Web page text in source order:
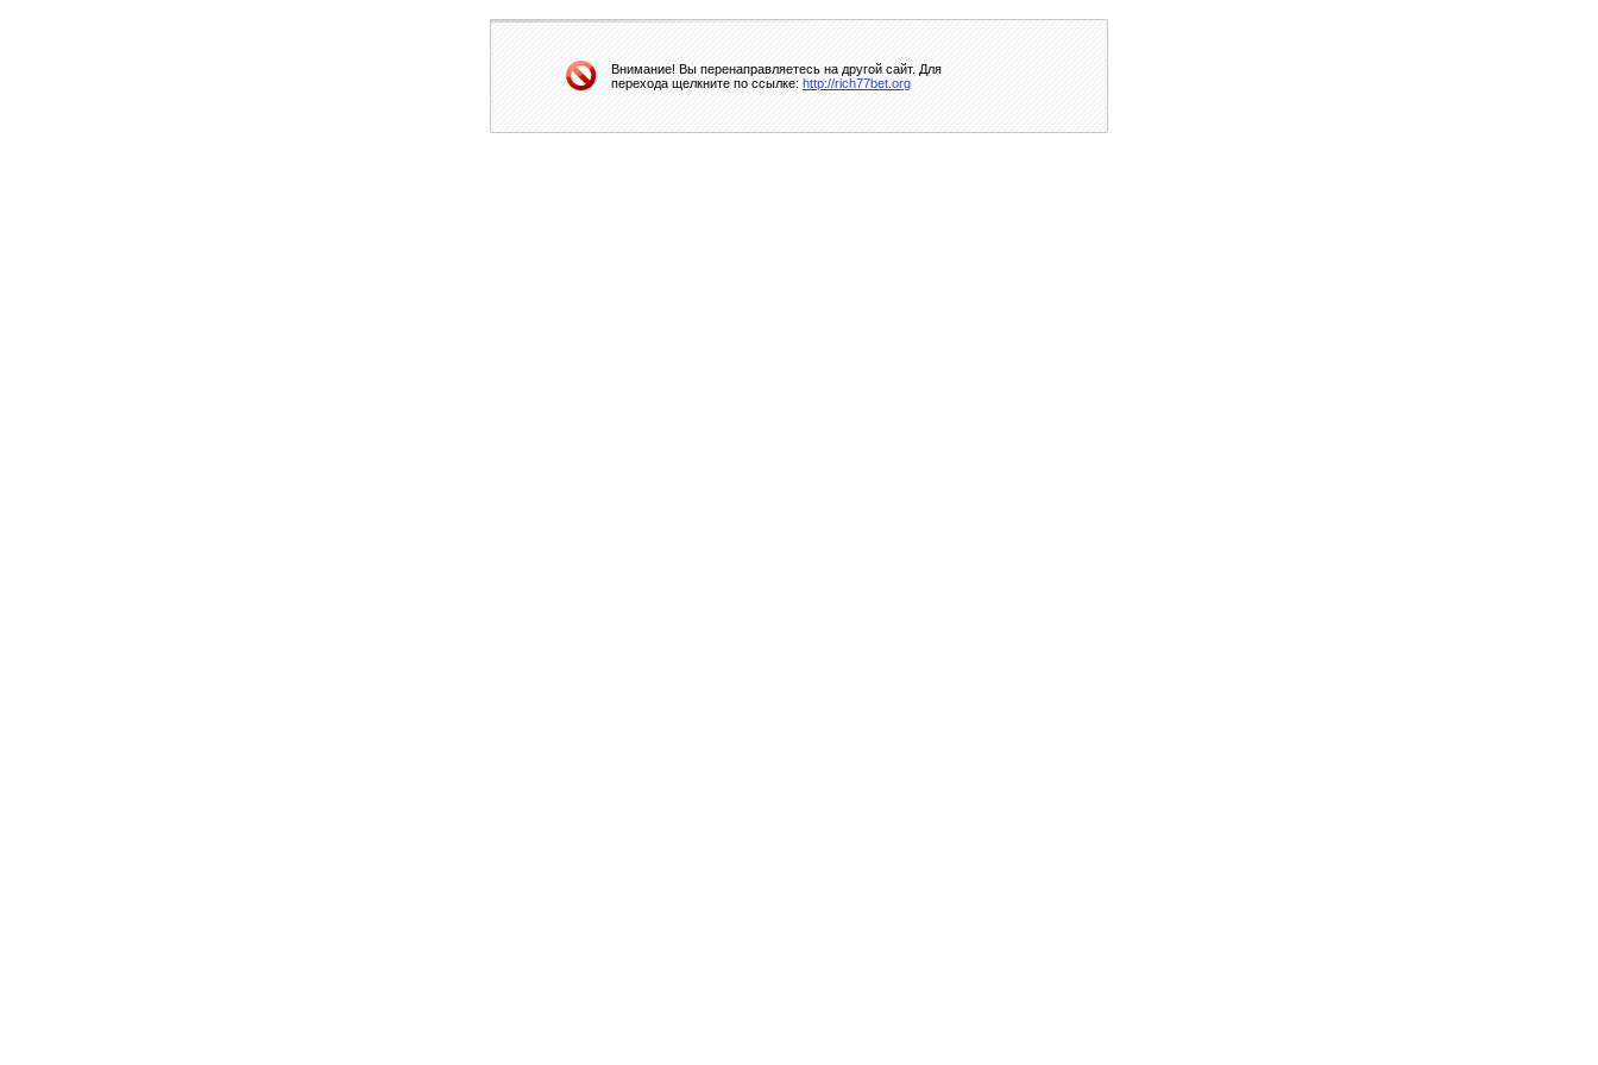
Внимание! Вы перенаправляетесь на другой сайт. Для
перехода щелкните по ссылке: http://rich77bet.org